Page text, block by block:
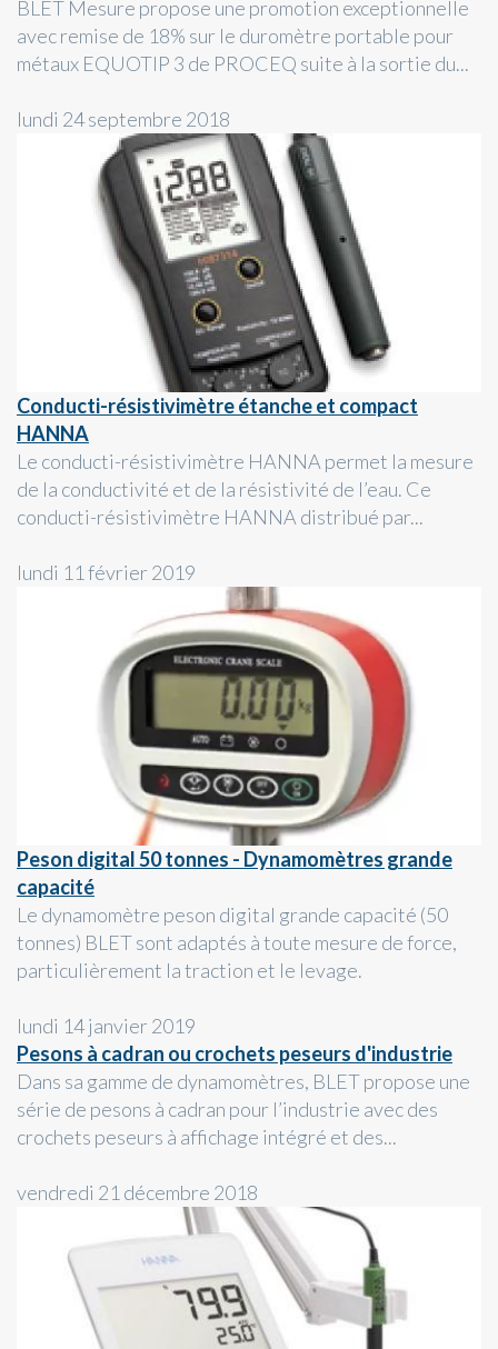
BLET Mesure propose une promotion exceptionnelle
avec remise de 18% sur le duromètre portable pour
métaux EQUOTIP 3 de PROCEQ suite à la sortie du...
lundi 24 septembre 2018
Conducti-résistivimètre étanche et compact
HANNA
Le conducti-résistivimètre HANNA permet la mesure
de la conductivité et de la résistivité de l’eau. Ce
conducti-résistivimètre HANNA distribué par...
lundi 11 février 2019
Peson digital 50 tonnes - Dynamomètres grande
capacité
Le dynamomètre peson digital grande capacité (50
tonnes) BLET sont adaptés à toute mesure de force,
particulièrement la traction et le levage.
lundi 14 janvier 2019
Pesons à cadran ou crochets peseurs d'industrie
Dans sa gamme de dynamomètres, BLET propose une
série de pesons à cadran pour l’industrie avec des
crochets peseurs à affichage intégré et des...
vendredi 21 décembre 2018